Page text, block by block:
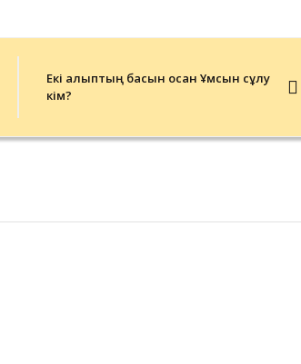
Екі алыптың басын қосқан Ұмсын сұлу
кім?